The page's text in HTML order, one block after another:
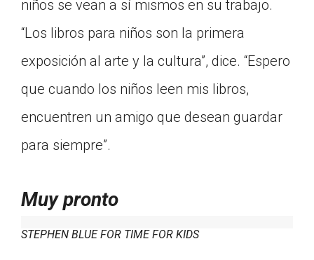
niños se vean a sí mismos en su trabajo.
“Los libros para niños son la primera
exposición al arte y la cultura”, dice. “Espero
que cuando los niños leen mis libros,
encuentren un amigo que desean guardar
para siempre”.
Muy pronto
STEPHEN BLUE FOR TIME FOR KIDS